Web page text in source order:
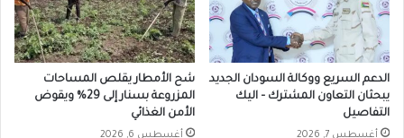
الدعم السريع ووكالة السودان الجديد
يبحثان التعاون المشترك – اليك
التفاصيل
أغسطس 7, 2026
شح الأمطار يقلص المساحات
المزروعة بسنار إلى 29% ويقوض
الأمن الغذائي
أغسطس 6, 2026